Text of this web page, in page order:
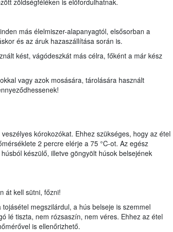
zöldségféléken is előfordulhatnak.
más élelmiszer-alapanyagtól, elsősorban a
és az áruk hazaszállítása során is.
kést, vágódeszkát más célra, főként a már kész
vagy azok mosására, tárolására használt
kórokozókat. Ehhez szükséges, hogy az étel
2 percre elérje a 75 °C-ot. Az egész
készülő, illetve göngyölt húsok belsejének
át kell sütni, főzni!
megszilárdul, a hús belseje is szemmel
lé tiszta, nem rózsaszín, nem véres. Ehhez az étel
is ellenőrizhető.